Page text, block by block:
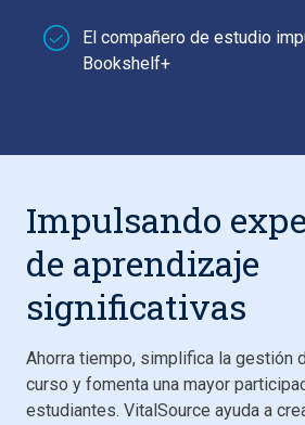
El compañero de estudio
Bookshelf+
Impulsando
de aprendizaje
significativas
Ahorra tiempo, simplifica la gestión
curso y fomenta una mayor
estudiantes. VitalSource ayuda a